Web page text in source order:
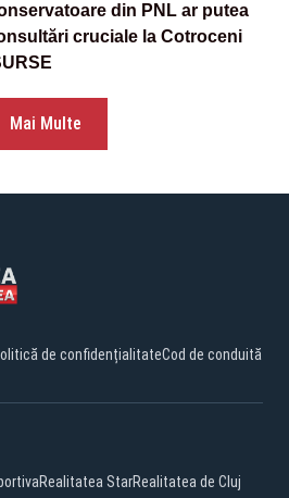
din PNL ar putea
cruciale la Cotroceni
Mai Multe
de confidențialitateCod de conduită
Realitatea StarRealitatea de Cluj